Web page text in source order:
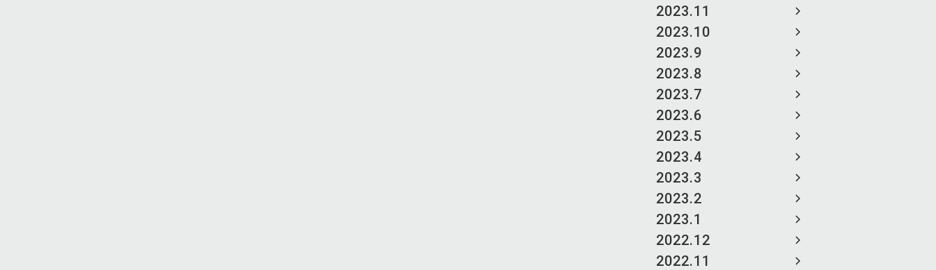
2023.11
2023.10
2023.9
2023.8
2023.7
2023.6
2023.5
2023.4
2023.3
2023.2
2023.1
2022.12
2022.11